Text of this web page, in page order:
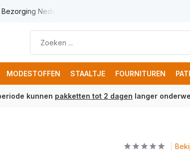
Bezorging Nederland € 5,95
MODESTOFFEN STAALTJE FOURNITUREN
kunnen pakketten tot 2 dagen langer